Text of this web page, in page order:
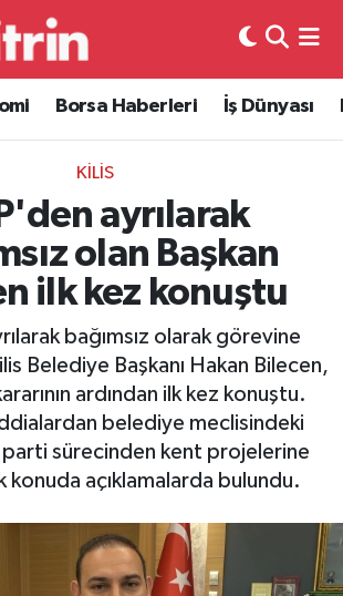
Borsa Haberleri İş Dünyası
KİLİS
ayrılarak
olan Başkan
ilk kez konuştu
bağımsız olarak görevine
Belediye Başkanı Hakan Bilecen,
ardından ilk kez konuştu.
belediye meclisindeki
sürecinden kent projelerine
konuda açıklamalarda bulundu.
Durumu ve Fikstür
Haberleri